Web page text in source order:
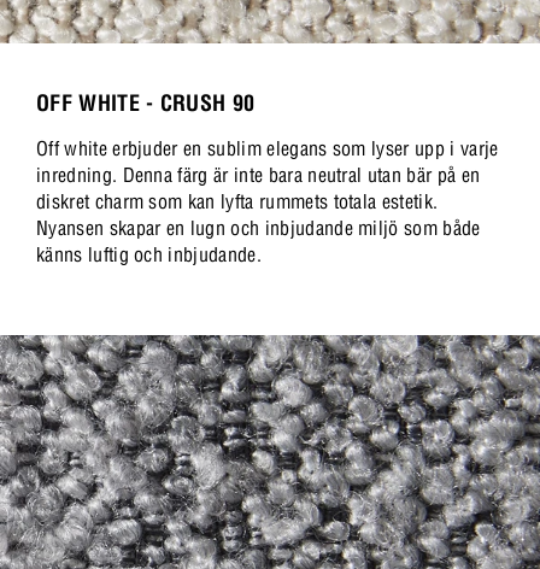
OFF WHITE - CRUSH 90
Off white erbjuder en sublim elegans som lyser upp i varje
inredning. Denna färg är inte bara neutral utan bär på en
diskret charm som kan lyfta rummets totala estetik.
Nyansen skapar en lugn och inbjudande miljö som både
känns luftig och inbjudande.